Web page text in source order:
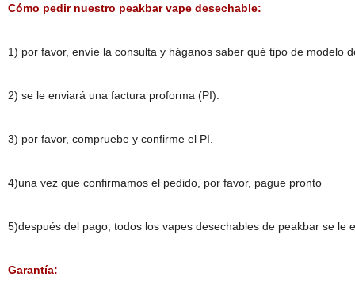
Cómo pedir nuestro peakbar vape desechable:
1) por favor, envíe la consulta y háganos saber qué tipo de modelo
2) se le enviará una factura proforma (PI).
3) por favor, compruebe y confirme el PI.
4)una vez que confirmamos el pedido, por favor, pague pronto
5)después del pago, todos los vapes desechables de peakbar se le
Garantía: